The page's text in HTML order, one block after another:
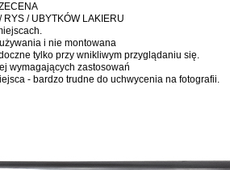
/ UBYTKÓW LAKIERU
i nie montowana
tylko przy wnikliwym przyglądaniu się.
wymagających zastosowań
- bardzo trudne do uchwycenia na fotografii.